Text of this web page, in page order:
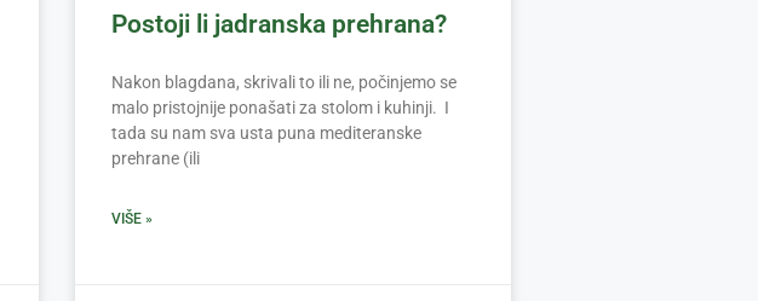
Postoji li jadranska prehrana?
Nakon blagdana, skrivali to ili ne, počinjemo se
malo pristojnije ponašati za stolom i kuhinji. I
tada su nam sva usta puna mediteranske
prehrane (ili
VIŠE »